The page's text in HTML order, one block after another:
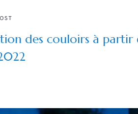
des couloirs à partir